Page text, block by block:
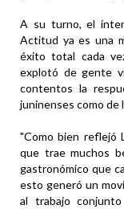
A su turno, el
Actitud ya es una
éxito total cada
explotó de gente
contentos la
juninenses como de
"Como bien reflejó
que trae muchos
gastronómico que
esto generó un
al trabajo